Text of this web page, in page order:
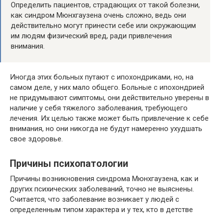
Определить пациентов, страдающих от такой болезни,
как синдром Мюнхгаузена очень сложно, ведь они
действительно могут принести себе или окружающим
им людям физический вред, ради привлечения
внимания.
Иногда этих больных путают с ипохондриками, но, на
самом деле, у них мало общего. Больные с ипохондрией
не придумывают симптомы, они действительно уверены в
наличие у себя тяжелого заболевания, требующего
лечения. Их целью также может быть привлечение к себе
внимания, но они никогда не будут намеренно ухудшать
свое здоровье.
Причины психопатологии
Причины возникновения синдрома Мюнхгаузена, как и
других психических заболеваний, точно не выяснены.
Считается, что заболевание возникает у людей с
определенным типом характера и у тех, кто в детстве